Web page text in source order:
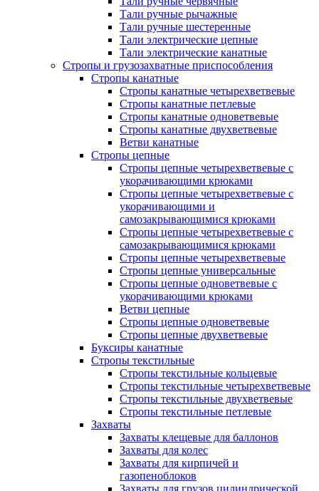
Тали ручные рычажные
Тали ручные шестеренные
Тали электрические цепные
Тали электрические канатные
Стропы и грузозахватные приспособления
Стропы канатные
Стропы канатные четырехветвевые
Стропы канатные петлевые
Стропы канатные одноветвевые
Стропы канатные двухветвевые
Ветви канатные
Стропы цепные
Стропы цепные четырехветвевые с
укорачивающими крюками
Стропы цепные четырехветвевые с
укорачивающими и
самозакрывающимися крюками
Стропы цепные четырехветвевые с
самозакрывающимися крюками
Стропы цепные четырехветвевые
Стропы цепные универсальные
Стропы цепные одноветвевые с
укорачивающими крюками
Ветви цепные
Стропы цепные одноветвевые
Стропы цепные двухветвевые
Буксиры канатные
Стропы текстильные
Стропы текстильные кольцевые
Стропы текстильные четырехветвевые
Стропы текстильные двухветвевые
Стропы текстильные петлевые
Захваты
Захваты клещевые для баллонов
Захваты для колес
Захваты для кирпичей и
газопеноблоков
Захваты для грузов цилиндрической